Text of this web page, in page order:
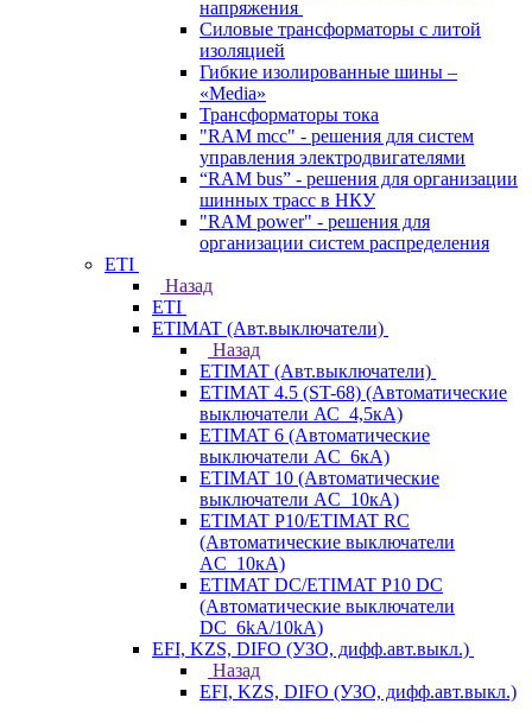
напряжения
Силовые трансформаторы с литой
изоляцией
Гибкие изолированные шины –
«Media»
Трансформаторы тока
"RAM mcc" - решения для систем
управления электродвигателями
“RAM bus” - решения для организации
шинных трасс в НКУ
"RAM power" - решения для
организации систем распределения
ETI
Назад
ETI
ETIMAT (Авт.выключатели)
Назад
ETIMAT (Авт.выключатели)
ETIMAT 4.5 (ST-68) (Автоматические
выключатели АС_4,5кА)
ETIMAT 6 (Автоматические
выключатели AC_6кА)
ETIMAT 10 (Автоматические
выключатели AC_10кА)
ETIMAT P10/ETIMAT RC
(Автоматические выключатели
AC_10кА)
ETIMAT DC/ETIMAT P10 DC
(Автоматические выключатели
DC_6kA/10kA)
EFI, KZS, DIFO (УЗО, дифф.авт.выкл.)
Назад
EFI, KZS, DIFO (УЗО, дифф.авт.выкл.)